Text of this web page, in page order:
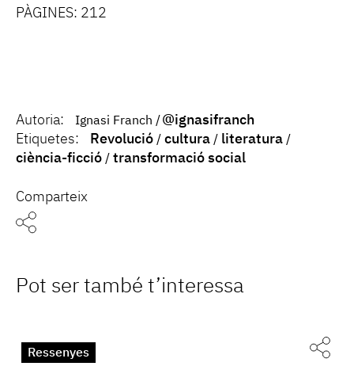
PÀGINES: 212
Autoria: Ignasi Franch
@ignasifranch
Etiquetes:
Revolució cultura
literatura
ciència-ficció
transformació social
Comparteix
Pot ser també t’interessa
Ressenyes